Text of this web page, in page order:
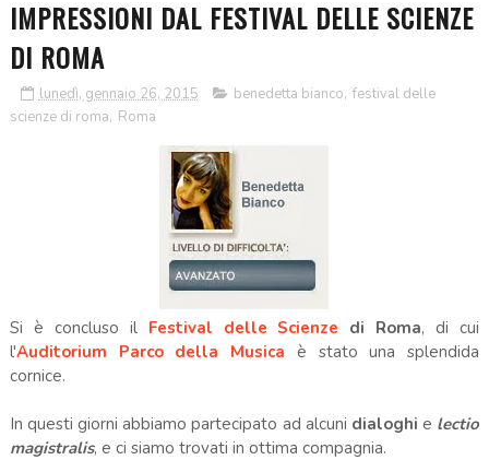
IMPRESSIONI DAL FESTIVAL DELLE SCIENZE
DI ROMA
lunedì, gennaio 26, 2015 benedetta bianco, festival delle
scienze di roma, Roma
Si è concluso il Festival delle Scienze di Roma, di cui
l'Auditorium Parco della Musica è stato una splendida
cornice.
In questi giorni abbiamo partecipato ad alcuni dialoghi e lectio
magistralis, e ci siamo trovati in ottima compagnia.